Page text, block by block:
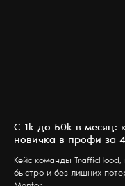
С 1k до 50k в месяц:
новичка в профи за
Кейс команды TrafficHood,
быстро и без лишних